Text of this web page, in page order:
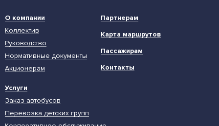
О компании
Коллектив
Руководство
Нормативные документы
Акционерам
Услуги
Заказ автобусов
Перевозка детских групп
Партнерам
Карта маршрутов
Пассажирам
Контакты